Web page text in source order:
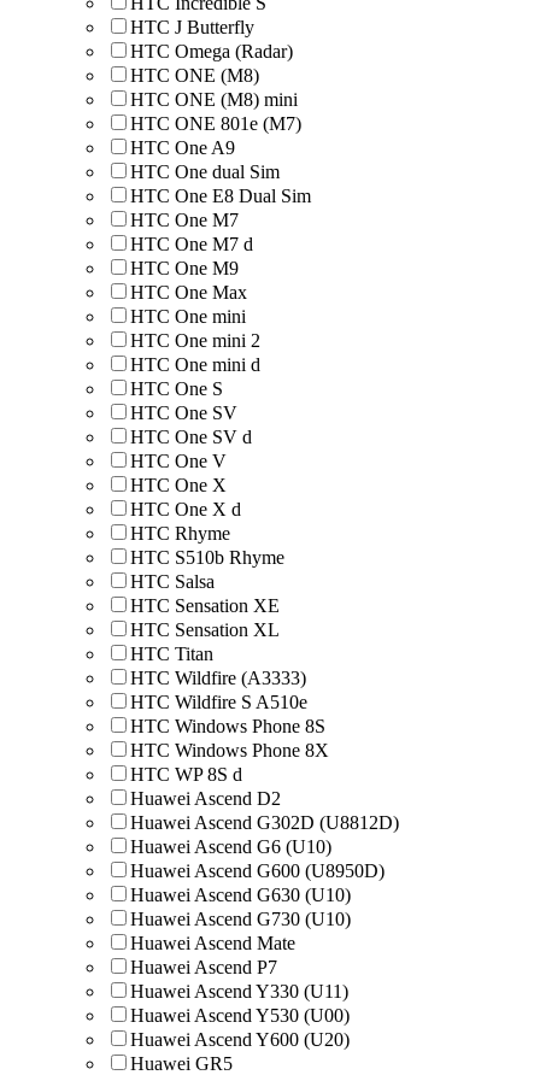
HTC J Butterfly
HTC Omega (Radar)
HTC ONE (M8)
HTC ONE (M8) mini
HTC ONE 801e (M7)
HTC One A9
HTC One dual Sim
HTC One E8 Dual Sim
HTC One M7
HTC One M7 d
HTC One M9
HTC One Max
HTC One mini
HTC One mini 2
HTC One mini d
HTC One S
HTC One SV
HTC One SV d
HTC One V
HTC One X
HTC One X d
HTC Rhyme
HTC S510b Rhyme
HTC Salsa
HTC Sensation XE
HTC Sensation XL
HTC Titan
HTC Wildfire (A3333)
HTC Wildfire S A510e
HTC Windows Phone 8S
HTC Windows Phone 8X
HTC WP 8S d
Huawei Ascend D2
Huawei Ascend G302D (U8812D)
Huawei Ascend G6 (U10)
Huawei Ascend G600 (U8950D)
Huawei Ascend G630 (U10)
Huawei Ascend G730 (U10)
Huawei Ascend Mate
Huawei Ascend P7
Huawei Ascend Y330 (U11)
Huawei Ascend Y530 (U00)
Huawei Ascend Y600 (U20)
Huawei GR5